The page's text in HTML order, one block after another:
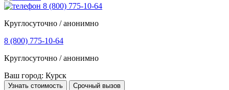
8 (800) 775-10-64
Круглосуточно / анонимно
8 (800) 775-10-64
Круглосуточно / анонимно
Ваш город: Курск
Узнать стоимость Срочный вызов